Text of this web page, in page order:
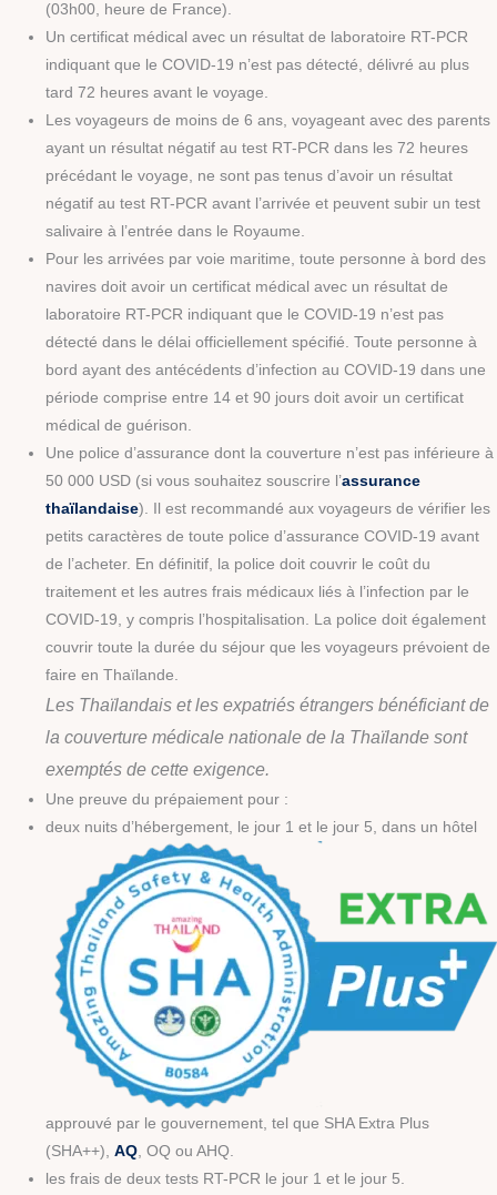
(03h00, heure de France).
Un certificat médical avec un résultat de laboratoire RT-PCR
indiquant que le COVID-19 n’est pas détecté, délivré au plus
tard 72 heures avant le voyage.
Les voyageurs de moins de 6 ans, voyageant avec des parents
ayant un résultat négatif au test RT-PCR dans les 72 heures
précédant le voyage, ne sont pas tenus d’avoir un résultat
négatif au test RT-PCR avant l’arrivée et peuvent subir un test
salivaire à l’entrée dans le Royaume.
Pour les arrivées par voie maritime, toute personne à bord des
navires doit avoir un certificat médical avec un résultat de
laboratoire RT-PCR indiquant que le COVID-19 n’est pas
détecté dans le délai officiellement spécifié. Toute personne à
bord ayant des antécédents d’infection au COVID-19 dans une
période comprise entre 14 et 90 jours doit avoir un certificat
médical de guérison.
Une police d’assurance dont la couverture n’est pas inférieure à
50 000 USD (si vous souhaitez souscrire l’assurance
thaïlandaise). Il est recommandé aux voyageurs de vérifier les
petits caractères de toute police d’assurance COVID-19 avant
de l’acheter. En définitif, la police doit couvrir le coût du
traitement et les autres frais médicaux liés à l’infection par le
COVID-19, y compris l’hospitalisation. La police doit également
couvrir toute la durée du séjour que les voyageurs prévoient de
faire en Thaïlande.
Les Thaïlandais et les expatriés étrangers bénéficiant de
la couverture médicale nationale de la Thaïlande sont
exemptés de cette exigence.
Une preuve du prépaiement pour :
deux nuits d’hébergement, le jour 1 et le jour 5, dans un hôtel
approuvé par le gouvernement, tel que SHA Extra Plus
(SHA++),AQ, OQ ou AHQ.
les frais de deux tests RT-PCR le jour 1 et le jour 5.